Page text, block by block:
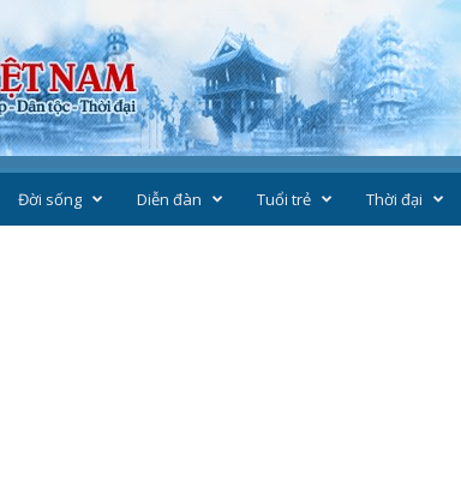
Đời sống Diễn đàn Tuổi trẻ Thời đại